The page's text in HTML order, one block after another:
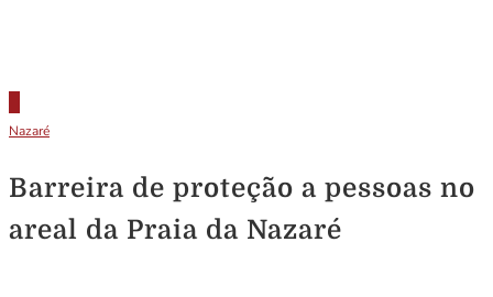
Nazaré
Barreira de proteção a pessoas no
areal da Praia da Nazaré